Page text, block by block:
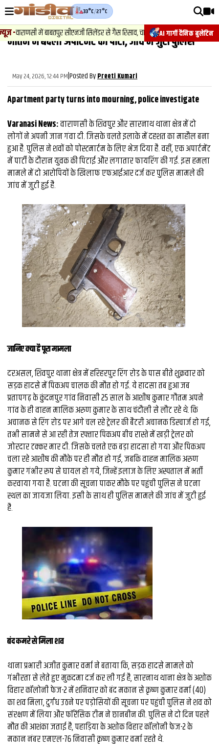
AI गार्गी दैनिक बुलेटिन
33°C/27°C
वाराणसी में बाबतपुर सीएनजी सिलेंडर से गैस रिसाव, चालक की सूझबूझ से टला बड़ा हादसा.
वीडियोज़
राजनीति
साहित्य
संस्कृति
ख़ान पान और जीवनशैली
अंतरराष्ट्रीय
फैक्ट चेक
व्यापार
मौसम
देश
मातम में बदली अपार्टमेंट की पार्टी, जांच में जुटी पुलिस
May 24, 2026, 12:44 PM|Posted ByPreeti Kumari
Apartment party turns into mourning, police investigate
Varanasi News:वाराणसी के शिवपुर और सारनाथ थाना क्षेत्र में दो
लोगों ने अपनी जान गंवा दी. जिसके चलते इलाके में दहशत का माहौल बना
हुआ है. पुलिस ने शवों को पोस्टमार्टम के लिए भेज दिया है. वहीं, एक अपार्टमेंट
में पार्टी के दौरान युवक की पिटाई और लगातार फायरिंग की गई. इस हमला
मामले में दो आरोपियों के खिलाफ एफआईआर दर्ज कर पुलिस मामले की
जांच में जुटी हुई है.
जानिए क्या है पूरा मामला
दरअसल, शिवपुर थाना क्षेत्र में हरिहरपुर रिंग रोड के पास बीते शुक्रवार को
सड़क हादसे में पिकअप चालक की मौत हो गई. ये हादसा तब हुआ जब
प्रतापगढ़ के कुंदनपुर गांव निवासी 25 साल के आशीष कुमार गौतम अपने
गांव के ही वाहन मालिक अरुण कुमार के साथ चंदौली से लौट रहे थे. कि
अचानक से रिंग रोड पर आगे चल रहे ट्रेलर की बैटरी अचानक डिस्चार्ज हो गई,
तभी सामने से आ रही तेज रफ्तार पिकअप बीच रास्ते में खड़ी ट्रेलर को
जोरदार टक्कर मार दी. जिसके चलते एक बड़ा हादसा हो गया और पिकअप
चला रहे आशीष की मौके पर ही मौत हो गई, जबकि वाहन मालिक अरुण
कुमार गंभीर रूप से घायल हो गये, जिन्हें इलाज के लिए अस्पताल में भर्ती
करवाया गया है. घटना की सूचना पाकर मौके पर पहुंची पुलिस ने घटना
स्थल का जायजा लिया. इसी के साथ ही पुलिस मामले की जांच में जुटी हुई
है.
बंद कमरे से मिला शव
थाना प्रभारी अजीत कुमार वर्मा ने बताया कि, सड़क हादसे मामले को
गंभीरता से लेते हुए मुकदमा दर्ज कर ली गई है, सारनाथ थाना क्षेत्र के अशोक
विहार कॉलोनी फेज-2 में शनिवार को बंद मकान से कृष्ण कुमार वर्मा (40)
का शव मिला, दुर्गंध उठने पर पड़ोसियों की सूचना पर पहुंची पुलिस ने शव को
संरक्षण में लिया और फॉरेंसिक टीम ने छानबीन की. पुलिस ने दो दिन पहले
मौत की आशंका जताई है, पहाड़िया के अशोक विहार कॉलोनी फेज-2 के
मकान नंबर एमएल-76 निवासी कृष्ण कुमार वर्मा रहते थे.